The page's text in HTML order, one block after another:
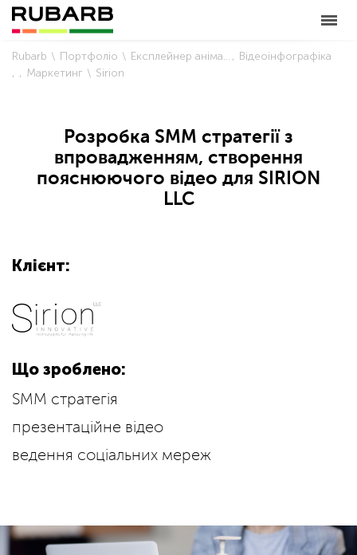
Rubarb Портфоліо Експлейнер анімація
Відеоінфографіка
Маркетинг
Sirion
Розробка SMM стратегії з
впровадженням, створення
пояснюючого відео для SIRION
LLC
Клієнт:
Що зроблено:
SMM стратегія
презентаційне відео
ведення соціальних мереж